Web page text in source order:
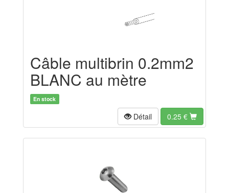
Câble multibrin 0.2mm2
BLANC au mètre
En stock
Détail 0.25 €